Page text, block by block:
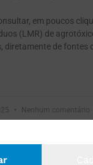
em poucos
(LMR) de
diretamente de fontes
Nenhum comentário